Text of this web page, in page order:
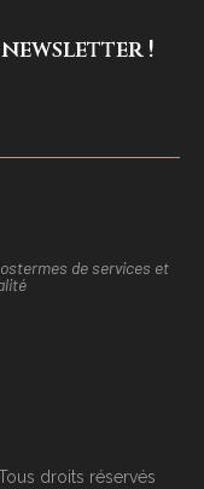
!
termes de services et
droits réservés